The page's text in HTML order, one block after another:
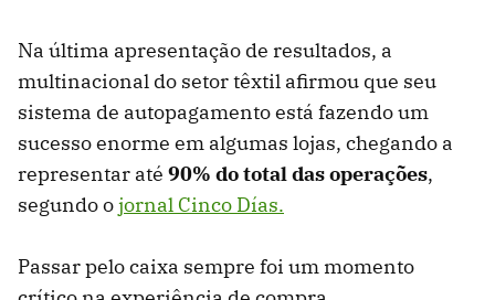
Na última apresentação de resultados, a
multinacional do setor têxtil afirmou que seu
sistema de autopagamento está fazendo um
sucesso enorme em algumas lojas, chegando a
representar até 90% do total das operações,
segundo ojornal Cinco Días.
Passar pelo caixa sempre foi um momento